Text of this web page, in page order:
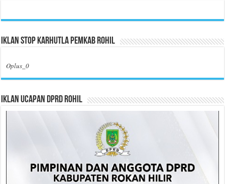
Iklan Stop Karhutla Pemkab Rohil
Oplus_0
Iklan Ucapan DPRD Rohil